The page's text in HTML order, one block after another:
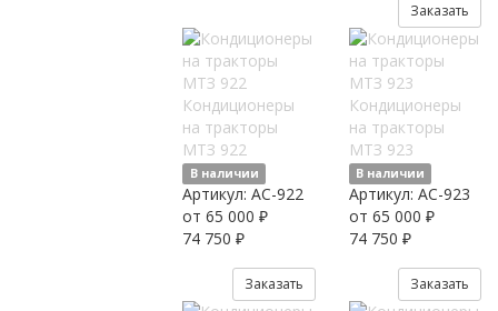
Заказать
Кондиционеры
на тракторы
МТЗ 922
В наличии
Артикул:AC-922
от 65 000 ₽
74 750 ₽
Заказать
Кондиционеры
на тракторы
МТЗ 923
В наличии
Артикул: AC-923
от 65 000 ₽
74 750 ₽
Заказать